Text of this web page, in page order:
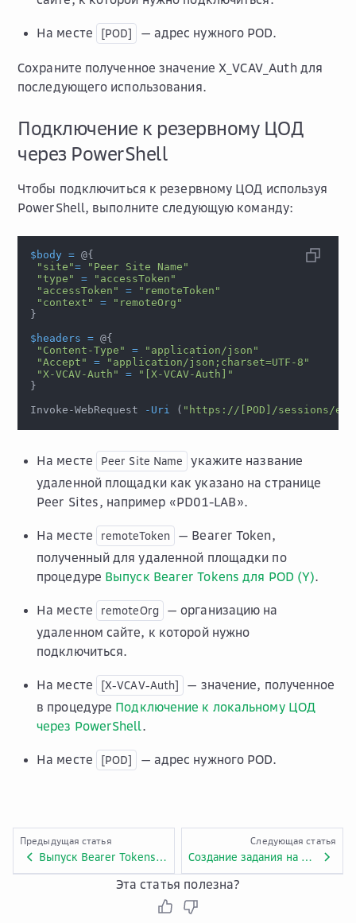
На месте [POD] — адрес нужного POD.
Сохраните полученное значение X_VCAV_Authдля
последующего использования.
Подключение к резервному ЦОД
через PowerShell
Чтобы подключиться к резервному ЦОД используя
PowerShell, выполните следующую команду:
$body = @{
"site"=
"Peer Site Name"
"type"
=
"accessToken"
"accessToken"
=
"remoteToken"
"context"
=
"remoteOrg"
}
$headers = @{
"Content-Type"
=
"application/json"
"Accept"
=
"application/json;charset=UTF-8"
"X-VCAV-Auth"
=
"[X-VCAV-Auth]"
}
Invoke-WebRequest
-Uri ( "https://[POD]/sessions/
На месте Peer Site Name
укажите название
удаленной площадки как указано на странице
Peer Sites, например «PD01-LAB».
На месте remoteToken
— Bearer Token,
полученный для удаленной площадки по
процедуре Выпуск Bearer Tokens для POD (Y).
На месте remoteOrg
— организацию на
удаленном сайте, к которой нужно
подключиться.
На месте [X-VCAV-Auth]
— значение, полученное
в процедуре Подключение к локальному ЦОД
через PowerShell.
На месте [POD] — адрес нужного POD.
Предыдущая статья
Выпуск Bearer Tokens для POD (Y)
Следующая статья
Создание задания на репликацию DRaaS
Эта статья полезна?